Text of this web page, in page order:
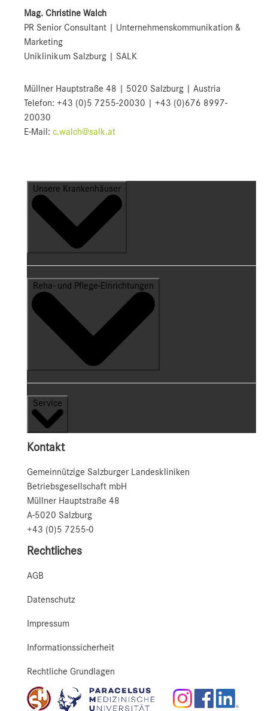
Mag. Christine Walch
PR Senior Consultant | Unternehmenskommunikation &
Marketing
Uniklinikum Salzburg | SALK
Müllner Hauptstraße 48 | 5020 Salzburg | Austria
Telefon: +43 (0)5 7255-20030 | +43 (0)676 8997-
20030
E-Mail: c.walch@salk.at
Unsere Krankenhäuser
Reha- und Pflege-Einrichtungen
Service
Kontakt
Gemeinnützige Salzburger Landeskliniken
Betriebsgesellschaft mbH
Müllner Hauptstraße 48
A-5020 Salzburg
+43 (0)5 7255-0
Rechtliches
AGB
Datenschutz
Impressum
Informationssicherheit
Rechtliche Grundlagen